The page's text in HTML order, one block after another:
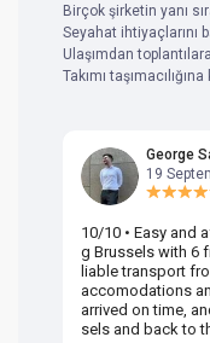
Birçok şirketin yanı
Seyahat ihtiyaçlarını
Ulaşımdan
Takımı
George
19
10/10 • Easy and
g Brussels with 6
liable transport
accomodations
arrived on time,
sels and back to